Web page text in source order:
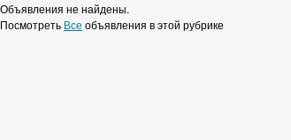
Объявления не найдены.
Посмотреть Все объявления в этой рубрике